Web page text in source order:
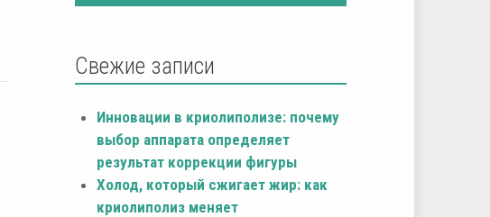
Свежие записи
Инновации в криолиполизе: почему
выбор аппарата определяет
результат коррекции фигуры
Холод, который сжигает жир: как
криолиполиз меняет